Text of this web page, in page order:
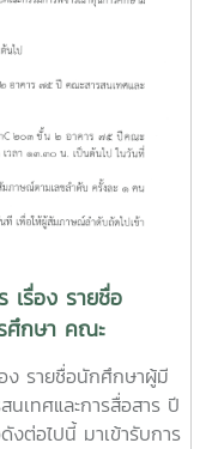
ากรผู้เชี่ยวชาญ ที่จะ
และประสบการณ์
ทีค การ์เด้น สปา
ใช้จ่ายเปิดรับสมัครถึง
ofos-
หากคุณ
นัง และค้นหาภาษา
ม่ควรพลาดInC |
:www.mju.ac.th
เรื่อง รายชื่อ
ศึกษา คณะ
ง รายชื่อนักศึกษาผู้มี
เทศและการสื่อสาร ปี
ต่อไปนี้ มาเข้ารับการ